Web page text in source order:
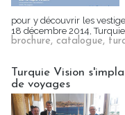
pour y découvrir les
18 décembre 2014,
brochure, catalogue,
Turquie Vision
de voyages